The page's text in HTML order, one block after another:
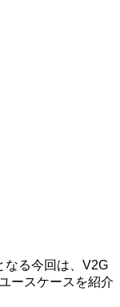
なる今回は、V2G
ースケースを紹介